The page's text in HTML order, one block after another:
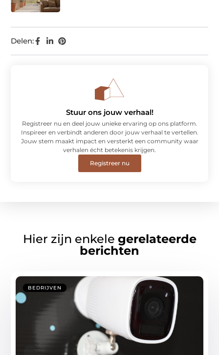
Delen:
Stuur ons jouw verhaal!
Registreer nu en deel jouw unieke ervaring op ons platform.
Inspireer en verbindt anderen door jouw verhaal te vertellen.
Jouw stem maakt impact en versterkt een community waar
verhalen écht betekenis krijgen.
Registreer nu
Hier zijn enkele gerelateerde
berichten
BEDRIJVEN